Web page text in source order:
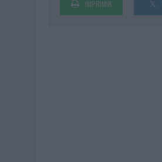
IMPRIMIR